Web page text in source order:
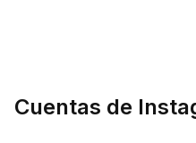
Cuentas de